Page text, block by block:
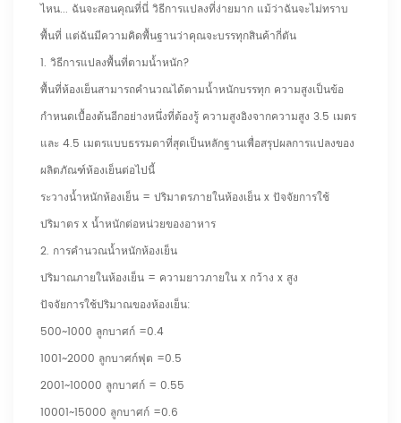
ไหน... ฉันจะสอนคุณที่นี่ วิธีการแปลงที่ง่ายมาก แม้ว่าฉันจะไม่ทราบ
พื้นที่ แต่ฉันมีความคิดพื้นฐานว่าคุณจะบรรทุกสินค้ากี่ตัน
1. วิธีการแปลงพื้นที่ตามน้ำหนัก?
พื้นที่ห้องเย็นสามารถคำนวณได้ตามน้ำหนักบรรทุก ความสูงเป็นข้อ
กำหนดเบื้องต้นอีกอย่างหนึ่งที่ต้องรู้ ความสูงอิงจากความสูง 3.5 เมตร
และ 4.5 ​​เมตรแบบธรรมดาที่สุดเป็นหลักฐานเพื่อสรุปผลการแปลงของ
ผลิตภัณฑ์ห้องเย็นต่อไปนี้
ระวางน้ำหนักห้องเย็น = ปริมาตรภายในห้องเย็น x ปัจจัยการใช้
ปริมาตร x น้ำหนักต่อหน่วยของอาหาร
2. การคำนวณน้ำหนักห้องเย็น
ปริมาณภายในห้องเย็น = ความยาวภายใน x กว้าง x สูง
ปัจจัยการใช้ปริมาณของห้องเย็น:
500~1000 ลูกบาศก์ =0.4
1001~2000 ลูกบาศก์ฟุต =0.5
2001~10000 ลูกบาศก์ = 0.55
10001~15000 ลูกบาศก์ =0.6